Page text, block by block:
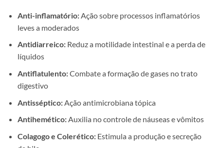
Anti-inflamatório:Ação sobre processos inflamatórios
leves a moderados
Antidiarreico:Reduz a motilidade intestinal e a perda de
líquidos
Antiflatulento:Combate a formação de gases no trato
digestivo
Antisséptico:Ação antimicrobiana tópica
Antihemético:Auxilia no controle de náuseas e vômitos
Colagogo e Colerético:Estimula a produção e secreção